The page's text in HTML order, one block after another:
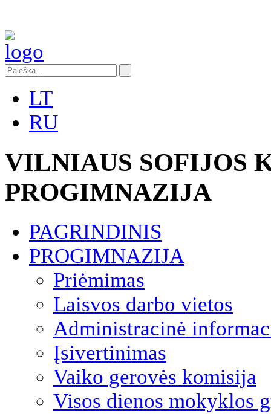
LT
RU
VILNIAUS SOFIJOS
PROGIMNAZIJA
PAGRINDINIS
PROGIMNAZIJA
Priėmimas
Laisvos darbo vietos
Administracinė
Įsivertinimas
Vaiko gerovės komisija
Visos dienos mokyklos